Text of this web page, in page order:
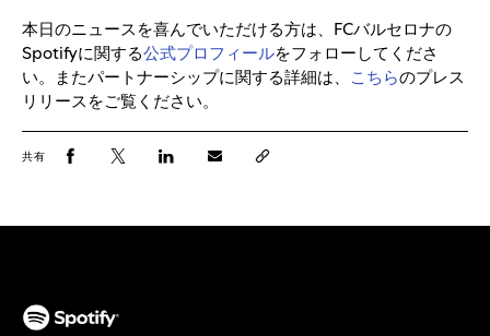
本日のニュースを喜んでいただける方は、FCバルセロナの
Spotifyに関する公式プロフィールをフォローしてくださ
い。またパートナーシップに関する詳細は、 こちらのプレス
リリースをご覧ください。
共有